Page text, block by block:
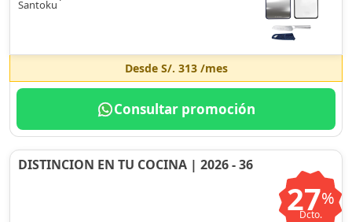
Santoku
Desde S/. 313/mes
Consultar promoción
DISTINCION EN TU COCINA | 2026 - 36
27%
Dcto.